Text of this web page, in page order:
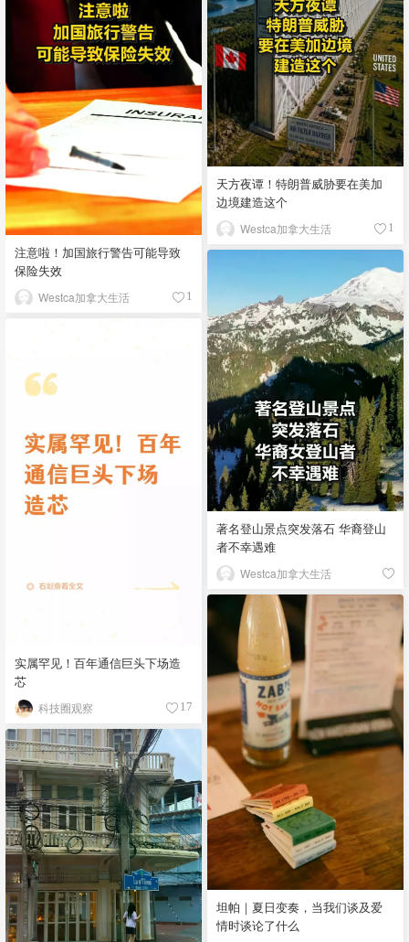
天方夜谭！特朗普威胁要在美加
边境建造这个
Westca加拿大生活 1
注意啦！加国旅行警告可能导致
保险失效
Westca加拿大生活 1
著名登山景点突发落石 华裔登山
者不幸遇难
Westca加拿大生活
实属罕见！百年通信巨头下场造
芯
科技圈观察 17
坦帕｜夏日变奏，当我们谈及爱
情时谈论了什么